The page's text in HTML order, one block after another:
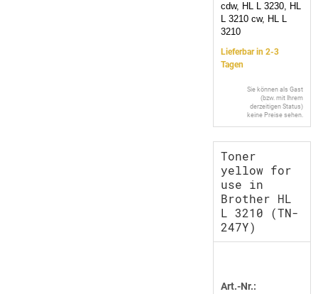
cdw, HL L 3230, HL
L 3210 cw, HL L
3210
Lieferbar in 2-3
Tagen
Sie können als Gast
(bzw. mit Ihrem
derzeitigen Status)
keine Preise sehen.
Toner
yellow for
use in
Brother HL
L 3210 (TN-
247Y)
Art.-Nr.: